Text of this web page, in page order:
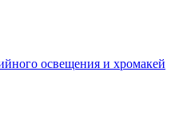
освещения и хромакей